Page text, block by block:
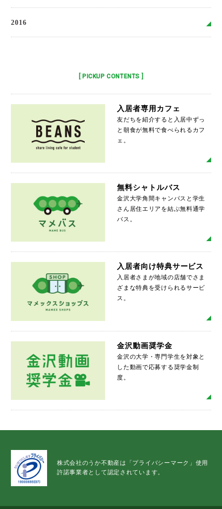
2016
[ PICKUP CONTENTS ]
入居者専用カフェ
友だちを紹介すると入居中ずっ
と朝食が無料で食べられるカフ
ェ。
無料シャトルバス
金沢大学角間キャンパスと学生
さん居住エリアを結ぶ無料通学
バス。
入居者向け特典サービス
入居者さまが地域の店舗でさま
ざまな特典を受けられるサービ
ス。
金沢動画奨学金
金沢の大学・専門学生を対象と
した動画で応募する奨学金制
度。
株式会社のうか不動産は「プライバシーマーク」使用
許諾事業者として認定されています。